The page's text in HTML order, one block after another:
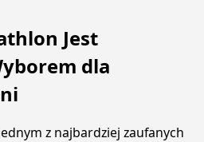
Jest
dla
z najbardziej zaufanych